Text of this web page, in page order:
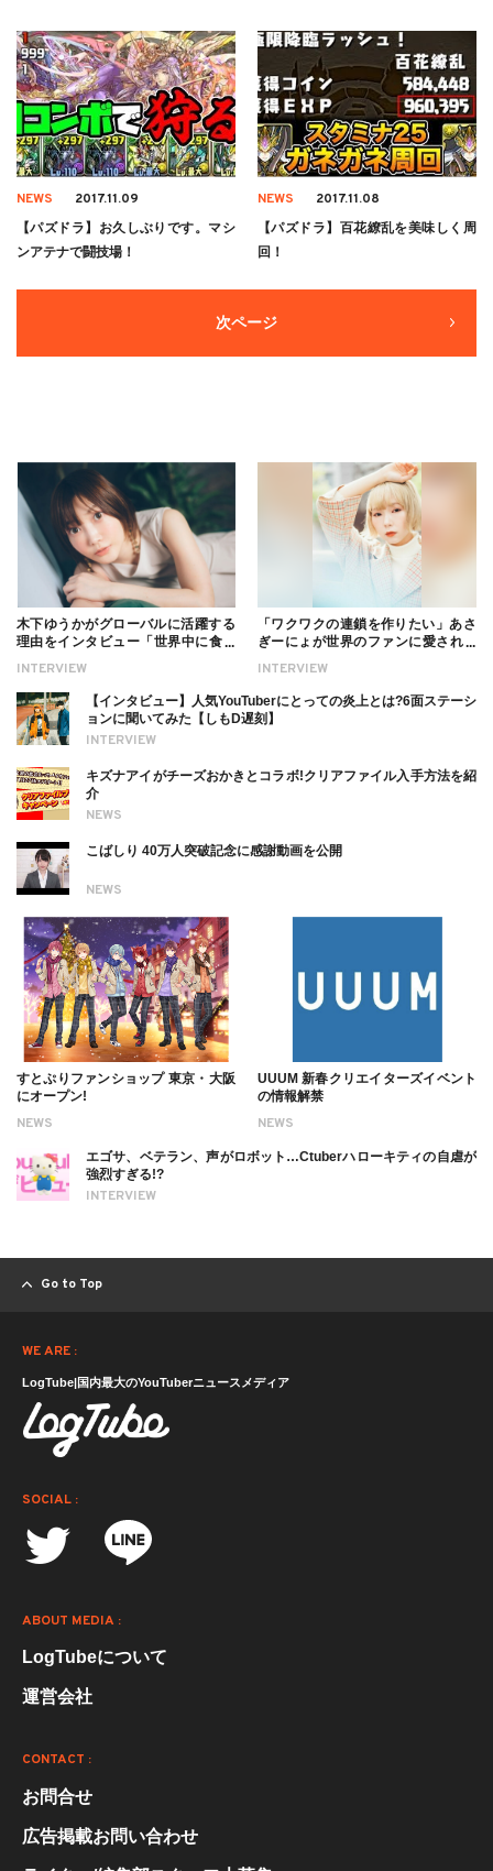
NEWS 2017.11.09
【パズドラ】お久しぶりです。マシ
ンアテナで闘技場！
NEWS 2017.11.08
【パズドラ】百花繚乱を美味しく周
回！
次ページ
INTERVIEW
木下ゆうかがグローバルに活躍する
理由をインタビュー「世界中に食べ
ついても
INTERVIEW
「ワクワクの連鎖を作りたい」あさ
ぎーにょが世界のファンに愛される
INTERVIEW
【インタビュー】人気YouTuberにとっての炎上とは?6面ステーシ
ョンに聞いてみた【しもD遅刻】
NEWS
キズナアイがチーズおかきとコラボ!クリアファイル入手方法を紹
介
NEWS
こばしり 40万人突破記念に感謝動画を公開
NEWS
すとぷりファンショップ 東京・大阪
にオープン!
NEWS
UUUM 新春クリエイターズイベント
の情報解禁
INTERVIEW
エゴサ、ベテラン、声がロボット…Ctuberハローキティの自虐が
強烈すぎる!?
Go to Top
WE ARE :
LogTube|国内最大のYouTuberニュースメディア
SOCIAL :
ABOUT MEDIA :
LogTubeについて
運営会社
CONTACT :
お問合せ
広告掲載お問い合わせ